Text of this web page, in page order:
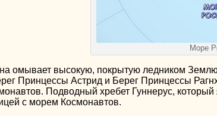
Море
омывает высокую, покрытую ледником
Принцессы Астрид и Берег Принцессы
Подводный хребет Гуннерус,
с морем Космонавтов.